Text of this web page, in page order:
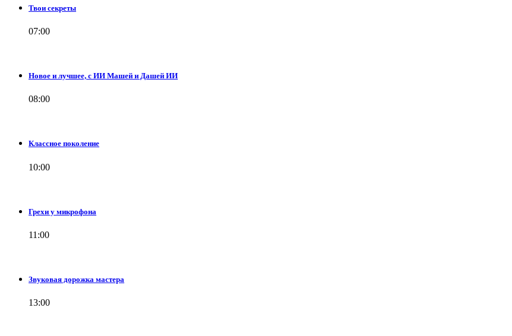
Твои секреты
07:00
Новое и лучшее, с ИИ Машей и Дашей ИИ
08:00
Классное поколение
10:00
Грехи у микрофона
11:00
Звуковая дорожка мастера
13:00